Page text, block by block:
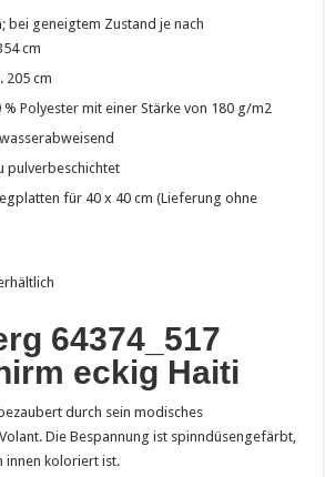
bei geneigtem Zustand je nach
cm
205 cm
Polyester mit einer Stärke von 180 g/m2
pulverbeschichtet
für 40 x 40 cm (Lieferung ohne
64374_517
eckig Haiti
bezaubert durch sein modisches
Die Bespannung ist spinndüsengefärbt,
innen koloriert ist.